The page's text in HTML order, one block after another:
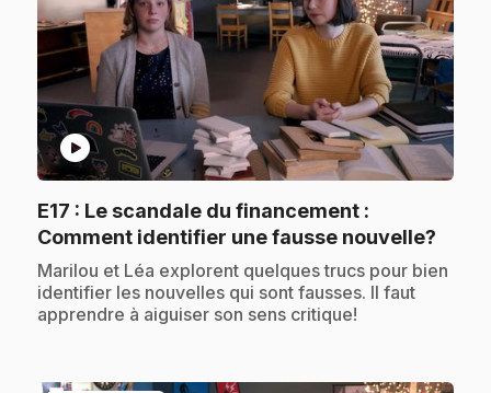
play_circle
E17 : Le scandale du financement :
Comment identifier une fausse nouvelle?
.Marilou et Léa explorent quelques trucs pour bien
identifier les nouvelles qui sont fausses. Il faut
apprendre à aiguiser son sens critique!